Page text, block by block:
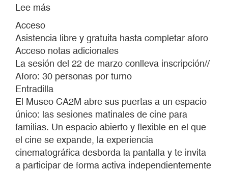
Lee más
CINE
EXPANDIDO
PARA
FAMILIAS
Acceso
Asistencia libre y gratuita hasta completar aforo
Acceso notas adicionales
La sesión del 22 de marzo conlleva inscripción//
Aforo: 30 personas por turno
Entradilla
El Museo CA2M abre sus puertas a un espacio
único: las sesiones matinales de cine para
familias. Un espacio abierto y flexible en el que
el cine se expande, la experiencia
cinematográfica desborda la pantalla y te invita
a participar de forma activa independientemente